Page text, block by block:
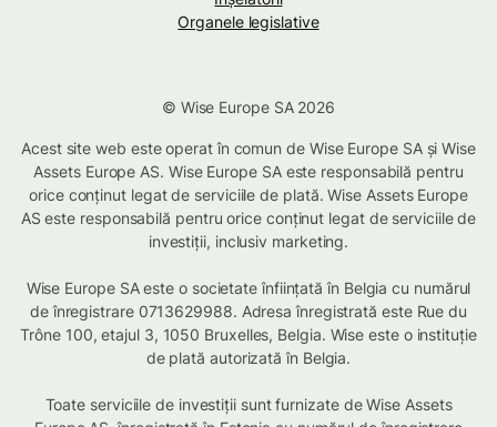
Organele legislative
© Wise Europe SA 2026
Acest site web este operat în comun de Wise Europe SA și Wise
Assets Europe AS. Wise Europe SA este responsabilă pentru
orice conținut legat de serviciile de plată. Wise Assets Europe
AS este responsabilă pentru orice conținut legat de serviciile de
investiții, inclusiv marketing.
Wise Europe SA este o societate înființată în Belgia cu numărul
de înregistrare 0713629988. Adresa înregistrată este Rue du
Trône 100, etajul 3, 1050 Bruxelles, Belgia. Wise este o instituție
de plată autorizată în Belgia.
Toate serviciile de investiții sunt furnizate de Wise Assets